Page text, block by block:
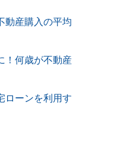
動産購入の平均
！何歳が不動産
ローンを利用す